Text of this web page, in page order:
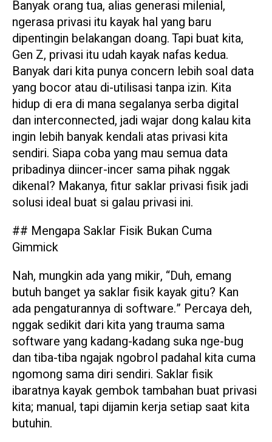
Banyak orang tua, alias generasi milenial,
ngerasa privasi itu kayak hal yang baru
dipentingin belakangan doang. Tapi buat kita,
Gen Z, privasi itu udah kayak nafas kedua.
Banyak dari kita punya concern lebih soal data
yang bocor atau di-utilisasi tanpa izin. Kita
hidup di era di mana segalanya serba digital
dan interconnected, jadi wajar dong kalau kita
ingin lebih banyak kendali atas privasi kita
sendiri. Siapa coba yang mau semua data
pribadinya diincer-incer sama pihak nggak
dikenal? Makanya, fitur saklar privasi fisik jadi
solusi ideal buat si galau privasi ini.
## Mengapa Saklar Fisik Bukan Cuma
Gimmick
Nah, mungkin ada yang mikir, “Duh, emang
butuh banget ya saklar fisik kayak gitu? Kan
ada pengaturannya di software.” Percaya deh,
nggak sedikit dari kita yang trauma sama
software yang kadang-kadang suka nge-bug
dan tiba-tiba ngajak ngobrol padahal kita cuma
ngomong sama diri sendiri. Saklar fisik
ibaratnya kayak gembok tambahan buat privasi
kita; manual, tapi dijamin kerja setiap saat kita
butuhin.